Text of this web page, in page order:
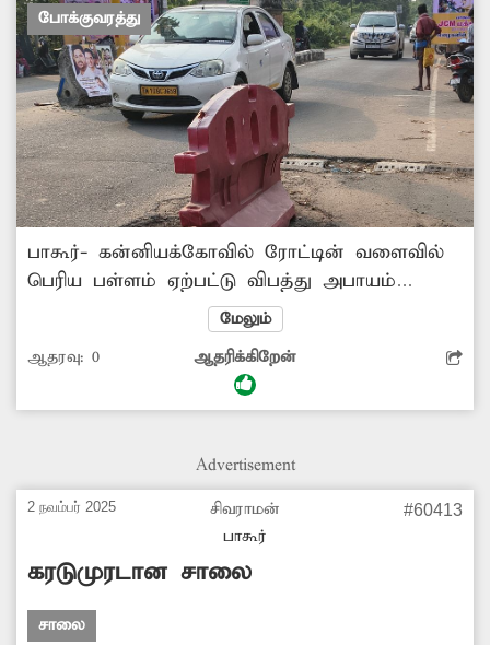
போக்குவரத்து
பாகூர்- கன்னியக்கோவில் ரோட்டின் வளைவில்
பெரிய பள்ளம் ஏற்பட்டு விபத்து அபாயம்
உள்ளது. முன்னெச்சரிக்கையாக இந்த
பள்ளத்தில் பேரிகார்டு வைத்து உள்ளனர்.
உடனடியாக பள்ளத்தை மூடி இடையூறு
இல்லாமல் வாகனங்கள் செல்ல அதிகாரிகள்
மேலும்
ஆதரவு: 0 ஆதரிக்கிறேன்
Advertisement
2 நவம்பர் 2025
சிவராமன்
பாகூர்
#60413
கரடுமுரடான சாலை
சாலை